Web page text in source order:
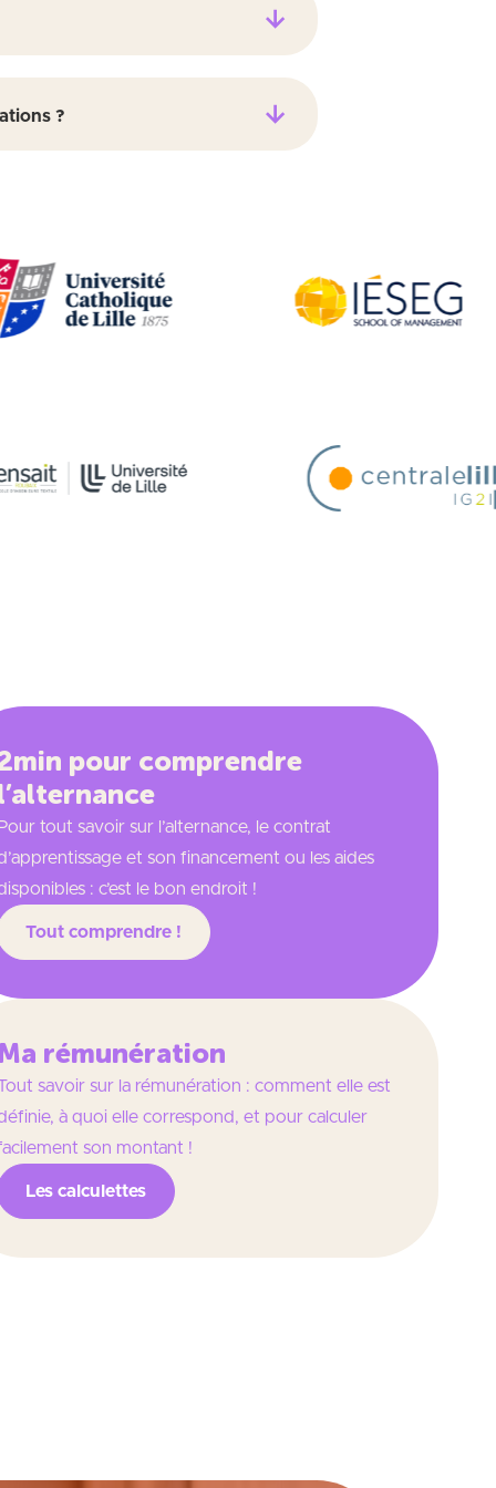
?
pour comprendre
tout savoir sur l’alternance, le contrat
et son financement ou les aides
: c’est le bon endroit !
Tout comprendre !
rémunération
savoir sur la rémunération : comment elle est
à quoi elle correspond, et pour calculer
son montant !
Les calculettes